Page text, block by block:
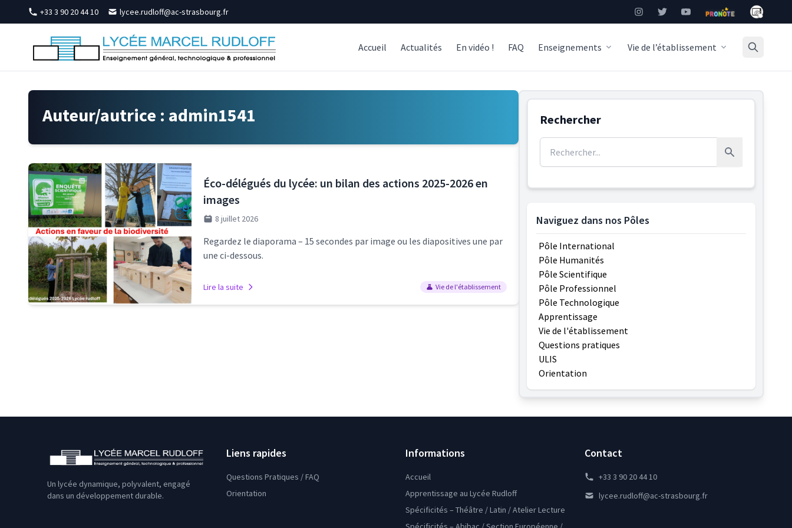
Skip to content+33 3 90 20 44 10 lycee.rudloff@ac-strasbourg.fr InstagramTwitterYouTubePronote Mon
Accueil Actualités En vidéo ! FAQ Enseignements Vie de l’établissement
Auteur/autrice : admin1541
Éco-délégués du lycée: un bilan des actions 2025-2026 en
images
8 juillet 2026
Regardez le diaporama – 15 secondes par image ou les diapositives une par
une ci-dessous.
Lire la suite Vie de l'établissement
Rechercher
Rechercher
Naviguez dans nos Pôles
Pôle International
Pôle Humanités
Pôle Scientifique
Pôle Professionnel
Pôle Technologique
Apprentissage
Vie de l'établissement
Questions pratiques
ULIS
Orientation
Un lycée dynamique, polyvalent, engagé
dans un développement durable.
Liens rapides
Questions Pratiques / FAQ
Orientation
Informations
Accueil
Apprentissage au Lycée Rudloff
Spécificités – Théâtre / Latin / Atelier Lecture
Contact
+33 3 90 20 44 10
lycee.rudloff@ac-strasbourg.fr